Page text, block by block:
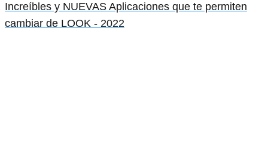
Increíbles y NUEVAS Aplicaciones que te permiten
cambiar de LOOK - 2022